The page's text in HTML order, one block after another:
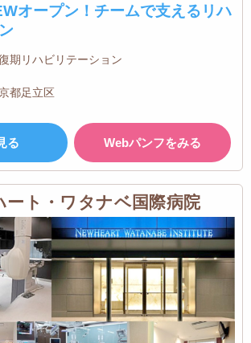
オープン！チームで支えるリハ
期リハビリテーション
都足立区
る Webパンフをみる
ート・ワタナベ国際病院